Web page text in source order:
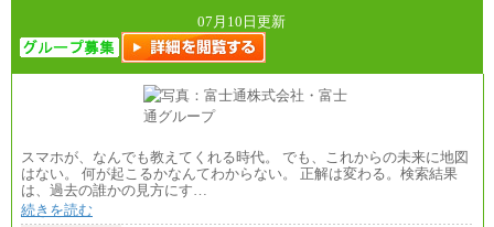
訪日事業職 月給202,000～227,000円＋地域間調整
給
※詳細はJTBキャリアサイトよりご確認ください。
■(株)JTBビジネストランスフォーム
総合職 月給205,000～225,000円＋地域間調整給
エリア総合職 月給185,000円＋地域間調整給
■(株)JTBデータサービス ※2027年新卒募集終了
総合職 月給186,000～194,000円＋地域手当
※詳細はJTBキャリアサイトよりご確認ください。
07月10日更新
スマホが、なんでも教えてくれる時代。 でも、これからの未来に地図
はない。 何が起こるかなんてわからない。 正解は変わる。検索結果
は、過去の誰かの見方にす…
続きを読む